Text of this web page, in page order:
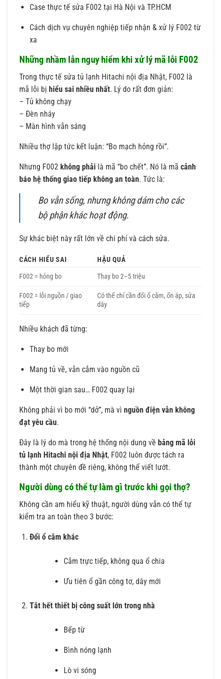
Case thực tế sửa F002 tại Hà Nội và TP.HCM
Cách dịch vụ chuyên nghiệp tiếp nhận & xử lý F002 từ
xa
Những nhầm lẫn nguy hiểm khi xử lý mã lỗi F002
Trong thực tế sửa tủ lạnh Hitachi nội địa Nhật, F002 là
mã lỗi bị hiểu sai nhiều nhất. Lý do rất đơn giản:
– Tủ không chạy
– Đèn nháy
– Màn hình vẫn sáng
Nhiều thợ lập tức kết luận: “Bo mạch hỏng rồi”.
Nhưng F002 không phải là mã “bo chết”. Nó là mã cảnh
báo hệ thống giao tiếp không an toàn. Tức là:
Bo vẫn sống, nhưng không dám cho các
bộ phận khác hoạt động.
Sự khác biệt này rất lớn về chi phí và cách sửa.
CÁCH HIỂU SAI
HẬU QUẢ
F002 = hỏng bo
Thay bo 2–5 triệu
F002 = lỗi nguồn / giao
tiếp
Có thể chỉ cần đổi ổ cắm, ổn áp, sửa
dây
Nhiều khách đã từng:
Thay bo mới
Mang tủ về, vẫn cắm vào nguồn cũ
Một thời gian sau… F002 quay lại
Không phải vì bo mới “dở”, mà vì nguồn điện vẫn không
đạt yêu cầu.
Đây là lý do mà trong hệ thống nội dung về bảng mã lỗi
tủ lạnh Hitachi nội địa Nhật, F002 luôn được tách ra
thành một chuyên đề riêng, không thể viết lướt.
Người dùng có thể tự làm gì trước khi gọi thợ?
Không cần am hiểu kỹ thuật, người dùng vẫn có thể tự
kiểm tra an toàn theo 3 bước:
Đổi ổ cắm khác
Cắm trực tiếp, không qua ổ chia
Ưu tiên ổ gần công tơ, dây mới
Tắt hết thiết bị công suất lớn trong nhà
Bếp từ
Bình nóng lạnh
Lò vi sóng